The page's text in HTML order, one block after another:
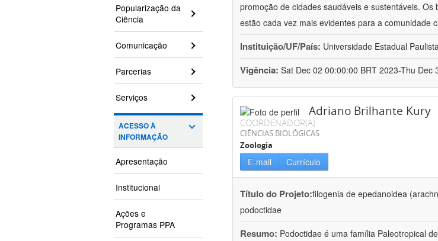
Popularização da
Ciência
Comunicação
Parcerias
Serviços
ACESSO À
INFORMAÇÃO
Apresentação
Institucional
Ações e
Programas PPA
promoção de cidades saudáveis e sustentáveis.
estão cada vez mais evidentes para a comunidade
Instituição/UF/País: Universidade Estadual
Vigência: Sat Dec 02 00:00:00 BRT 2023-Thu Dec
Adriano Brilhante Kury
COORDENADOR(A)
CIÊNCIAS BIOLÓGICAS
Zoologia
E-mail Currículo
Título do Projeto:filogenia de epedanoidea
podoctidae
Resumo: Podoctidae é uma família Paleotropical